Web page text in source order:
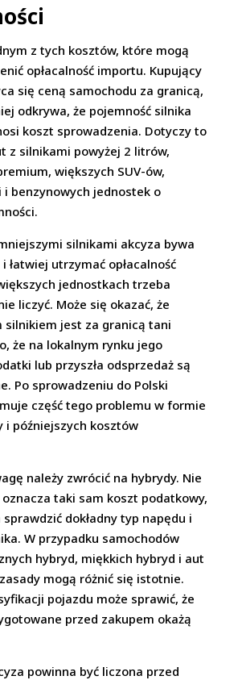
z tych kosztów, które mogą
opłacalność importu. Kupujący
się ceną samochodu za granicą,
odkrywa, że pojemność silnika
koszt sprowadzenia. Dotyczy to
z silnikami powyżej 2 litrów,
większych SUV-ów,
i benzynowych jednostek o
silnikami akcyza bywa
łatwiej utrzymać opłacalność
jednostkach trzeba
liczyć. Może się okazać, że
silnikiem jest za granicą tani
że na lokalnym rynku jego
lub przyszła odsprzedaż są
Po sprowadzeniu do Polski
część tego problemu w formie
i późniejszych kosztów
należy zwrócić na hybrydy. Nie
taki sam koszt podatkowy,
dokładny typ napędu i
W przypadku samochodów
hybryd, miękkich hybryd i aut
mogą różnić się istotnie.
pojazdu może sprawić, że
przed zakupem okażą
powinna być liczona przed